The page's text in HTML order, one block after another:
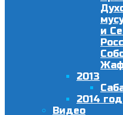
и
2013
2014 год
Видео